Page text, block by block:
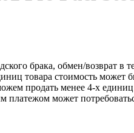
брака, обмен/возврат в
товара стоимость может
продать менее 4-х единиц
может